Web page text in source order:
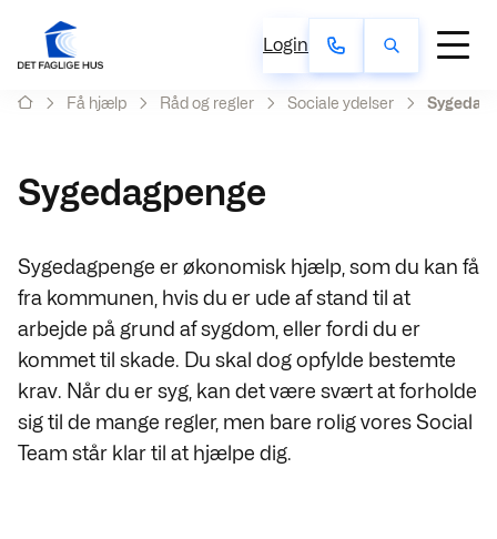
Login
Få hjælp Råd og regler Sociale ydelser
Sygedagpenge
Sygedagpenge er økonomisk hjælp, som du kan få
fra kommunen, hvis du er ude af stand til at
arbejde på grund af sygdom, eller fordi du er
kommet til skade. Du skal dog opfylde bestemte
krav. Når du er syg, kan det være svært at forholde
sig til de mange regler, men bare rolig vores Social
Team står klar til at hjælpe dig.